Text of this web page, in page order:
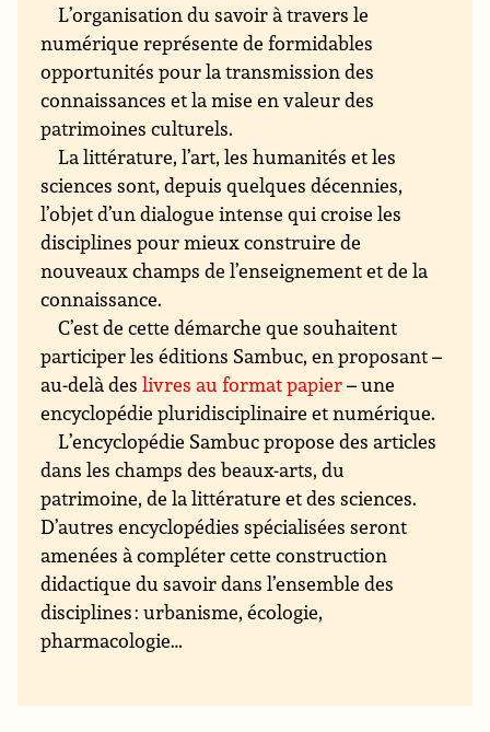
L’organisation du savoir à travers le
numérique représente de formidables
opportunités pour la transmission des
connaissances et la mise en valeur des
patrimoines culturels.
La littérature, l’art, les humanités et les
sciences sont, depuis quelques décennies,
l’objet d’un dialogue intense qui croise les
disciplines pour mieux construire de
nouveaux champs de l’enseignement et de la
connaissance.
C’est de cette démarche que souhaitent
participer les éditions Sambuc, en proposant –
au-delà deslivres au format papier– une
encyclopédie pluridisciplinaire et numérique.
L’encyclopédie Sambuc propose des articles
dans les champs des beaux-arts, du
patrimoine, de la littérature et des sciences.
D’autres encyclopédies spécialisées seront
amenées à compléter cette construction
didactique du savoir dans l’ensemble des
disciplines : urbanisme, écologie,
pharmacologie…